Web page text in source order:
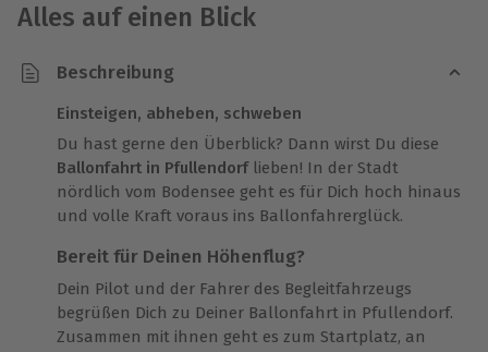
Alles auf einen Blick
Beschreibung
Einsteigen, abheben, schweben
Du hast gerne den Überblick? Dann wirst Du diese
Ballonfahrt in Pfullendorflieben! In der Stadt
nördlich vom Bodensee geht es für Dich hoch hinaus
und volle Kraft voraus ins Ballonfahrerglück.
Bereit für Deinen Höhenflug?
Dein Pilot und der Fahrer des Begleitfahrzeugs
begrüßen Dich zu Deiner Ballonfahrt in Pfullendorf.
Zusammen mit ihnen geht es zum Startplatz, an